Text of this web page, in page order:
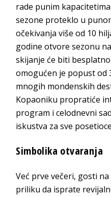
rade punim
sezone proteklo u
očekivanja više od 10
godine otvore sezonu
skijanje će biti
omogućen je popust od
mnogih mondenskih
Kopaoniku propratiće
program i celodnevni
iskustva za sve
Simbolika otvaranja
Već prve večeri, gosti
priliku da isprate